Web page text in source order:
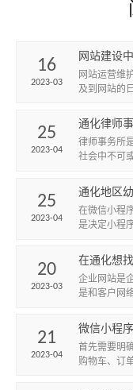
16
2023-03
网站建设
网站运营维
及到网站的
25
2023-04
通化律师
务？
律师事务所
社会中不可
事务所可以
25
2023-04
通化地区
题与功能
在微信小程
是决定小程
面，以提高
20
2023-03
在通化想
司怎么找？
企业网站是
是和客户网
提供高端品
21
2023-04
微信小程
首先需要明
购物车、订